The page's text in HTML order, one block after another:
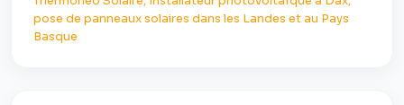
pose de panneaux solaires dans les Landes et au Pays
Basque